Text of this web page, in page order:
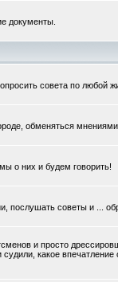
документы.
совета по любой
обменяться
о них и будем говорить!
послушать советы и ...
и просто
какое